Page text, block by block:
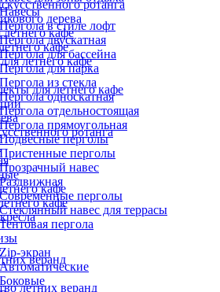
Навесы
Пергола в стиле лофт
Пергола двускатная
Пергола для бассейна
Пергола для парка
Пергола из стекла
Пергола односкатная
Пергола отдельностоящая
Пергола прямоугольная
Подвесные перголы
Пристенные перголы
Прозрачный навес
Раздвижная
Современные перголы
Стеклянный навес для террасы
Тентовая пергола
Zip-экран
Автоматические
Боковые
ротанга
дерева
кафе
кафе
летнего кафе
для летнего кафе
ротанга
кафе
кафе
веранд
летних веранд